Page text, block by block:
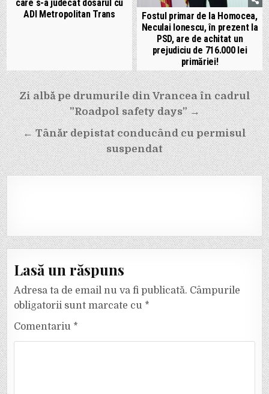
care s-a judecat dosarul cu
ADI Metropolitan Trans
Fostul primar de la Homocea,
Neculai Ionescu, în prezent la
PSD, are de achitat un
prejudiciu de 716.000 lei
primăriei!
Navigare
în
articole
Zi albă pe drumurile din Vrancea în cadrul
”Roadpol safety days” →
← Tânăr depistat conducând cu permisul
suspendat
Lasă un răspuns
Adresa ta de email nu va fi publicată. Câmpurile
obligatorii sunt marcate cu *
Comentariu *